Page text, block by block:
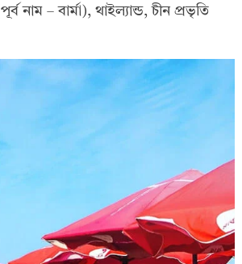
নাম – বার্মা), থাইল্যান্ড, চীন প্রভৃতি